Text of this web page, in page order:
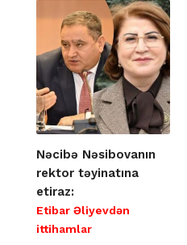
Nəcibə Nəsibovanın
rektor təyinatına
etiraz:
Etibar Əliyevdən
ittihamlar